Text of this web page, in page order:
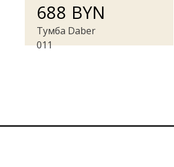
688 BYN
Тумба Daber
011